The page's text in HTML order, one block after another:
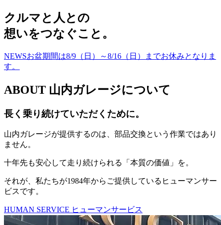
クルマ と 人 と の
想いをつな ぐこ と 。
NEWSお盆期間は8/9（日）～8/16（日）までお休みとなりま
す。
ABOUT 山内ガレージについて
長く乗り続けていただくために。
山内ガレージが提供するのは、部品交換という作業ではあり
ません。
十年先も安心して走り続けられる「本質の価値」を。
それが、私たちが1984年からご提供しているヒューマンサー
ビスです。
HUMAN SERVICE ヒューマンサービス